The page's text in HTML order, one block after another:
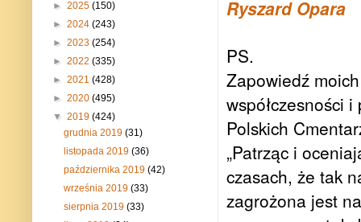
Ryszard Opara
PS.
Zapowiedź
współczesności
Polskich
„Patrząc i
czasach, że tak
zagrożona jest
► 2025 (150)
► 2024 (243)
► 2023 (254)
► 2022 (335)
► 2021 (428)
► 2020 (495)
▼ 2019 (424)
grudnia 2019(31)
listopada 2019(36)
października 2019(42)
września 2019(33)
sierpnia 2019(33)